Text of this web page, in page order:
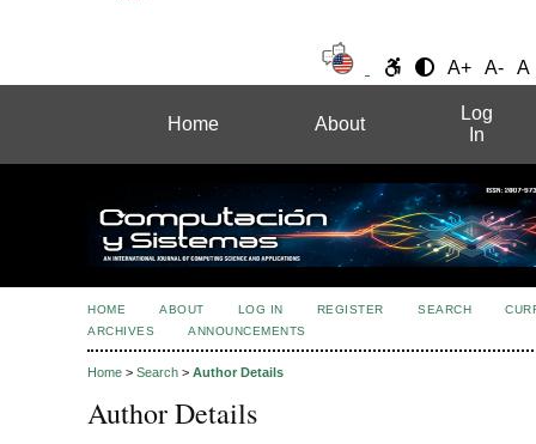
A+ A- A
Home About
Log
In
HOME ABOUT LOG IN REGISTER SEARCH
ARCHIVES
ANNOUNCEMENTS
Home > Search > Author Details
Author Details